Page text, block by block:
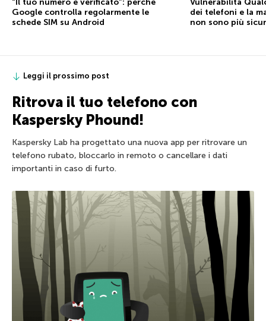
“Il tuo numero è verificato”: perché
Google controlla regolarmente le
schede SIM su Android
Vulnerabilità
dei telefoni e la
non sono più
Leggi il prossimo post
Ritrova il tuo telefono con
Kaspersky Phound!
Kaspersky Lab ha progettato una nuova app per ritrovare un
telefono rubato, bloccarlo in remoto o cancellare i dati
importanti in caso di furto.